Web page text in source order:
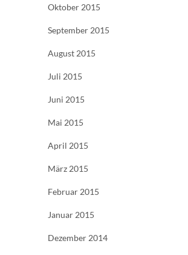
Oktober 2015
September 2015
August 2015
Juli 2015
Juni 2015
Mai 2015
April 2015
März 2015
Februar 2015
Januar 2015
Dezember 2014